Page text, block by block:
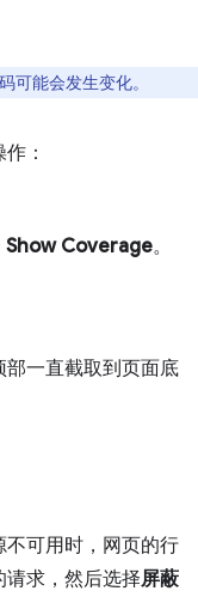
可能会发生变化。
：
Show Coverage。
一直截取到页面底
可用时，网页的行
请求，然后选择屏蔽